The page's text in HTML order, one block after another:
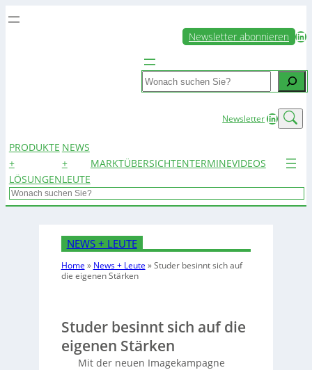
Newsletter abonnieren LinkedIn
Search
NewsletterLinkedIn
PRODUKTE
+
LÖSUNGEN
NEWS
+
LEUTE
MARKTÜBERSICHTENTERMINEVIDEOS
Search
NEWS + LEUTE
Home » News + Leute »Studer besinnt sich auf
die eigenen Stärken
Studer besinnt sich auf die
eigenen Stärken
Mit der neuen Imagekampagne